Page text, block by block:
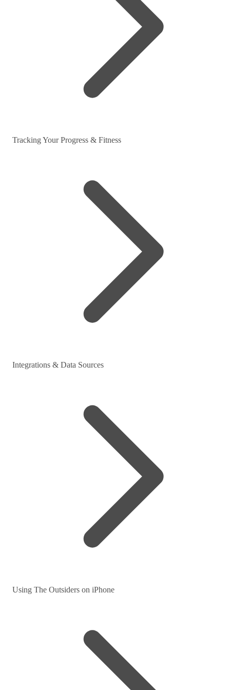
Tracking Your Progress & Fitness
Integrations & Data Sources
Using The Outsiders on iPhone